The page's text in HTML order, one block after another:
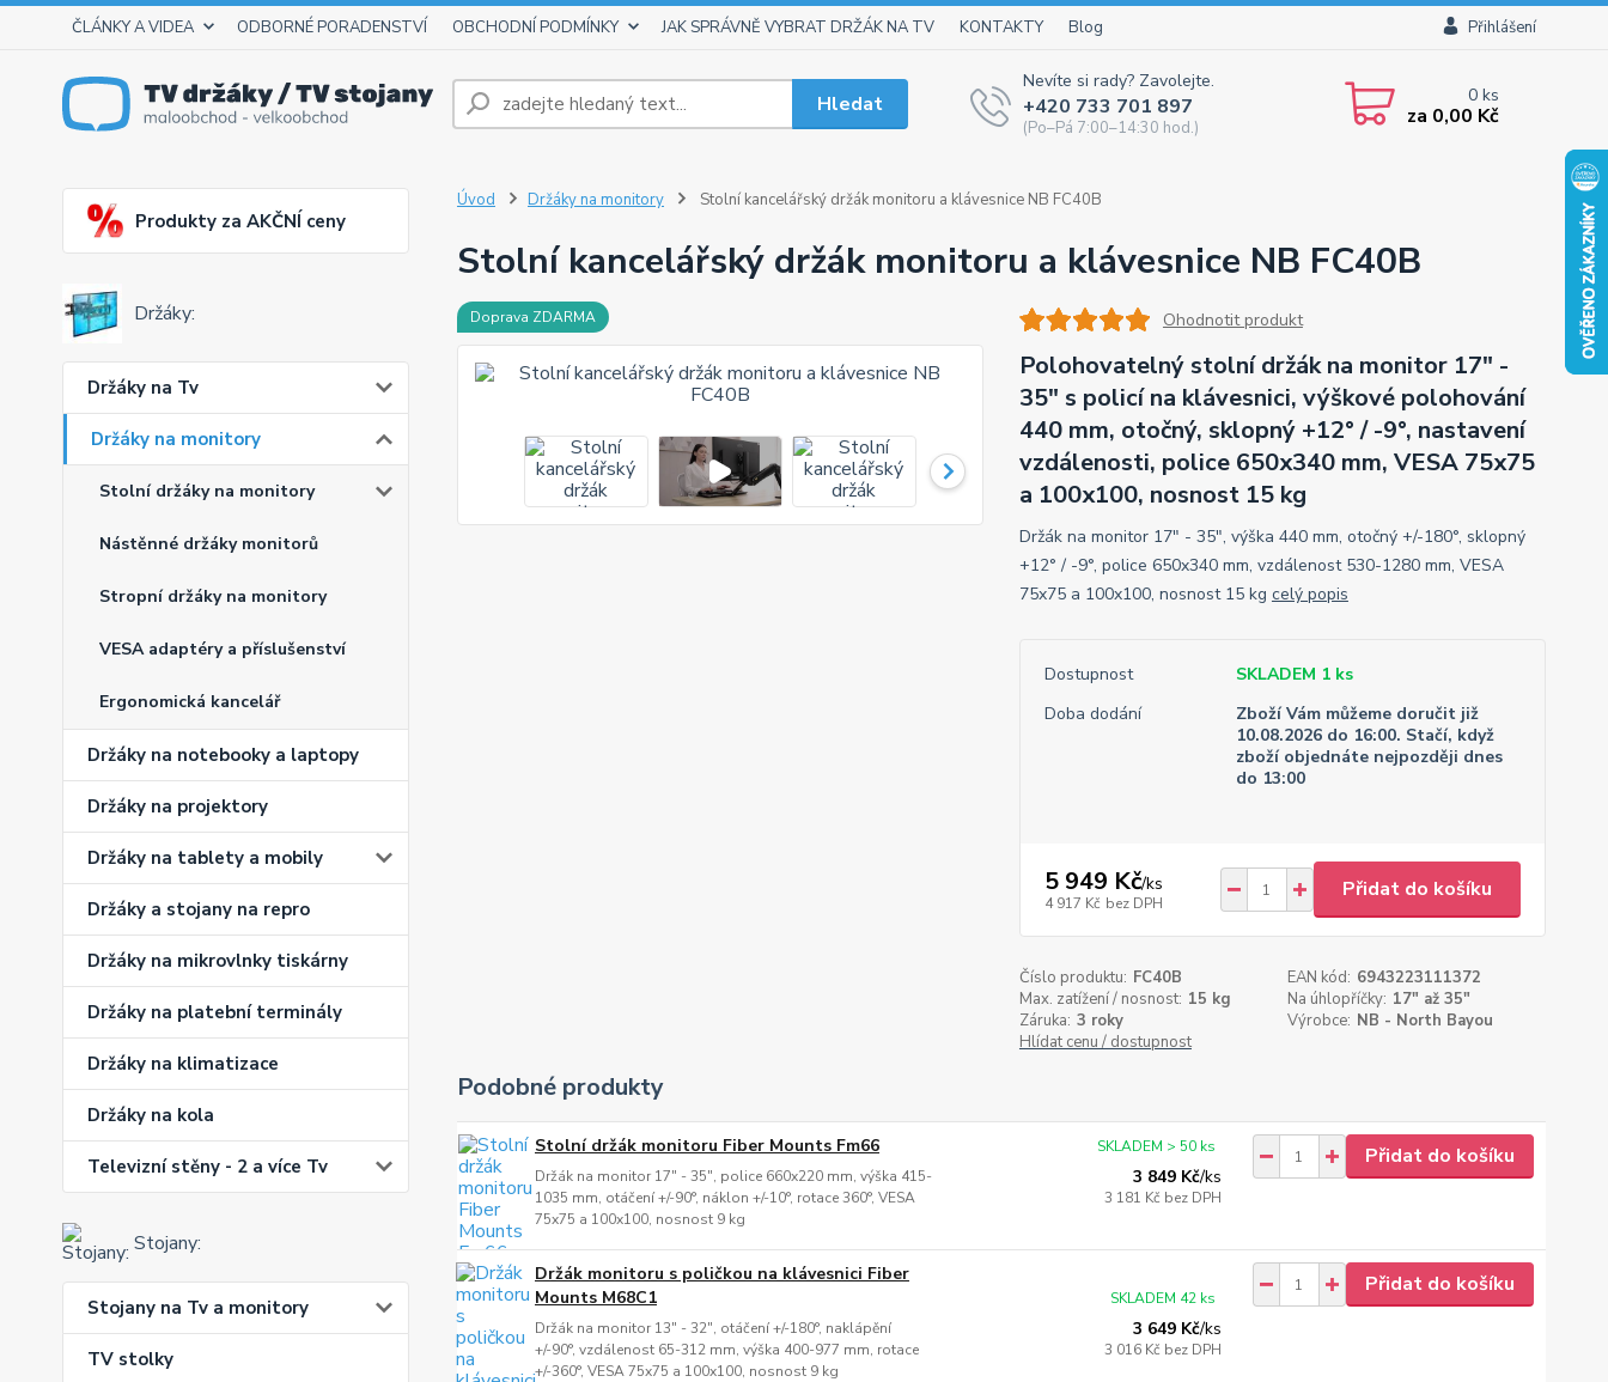
ČLÁNKY A VIDEA ODBORNÉ PORADENSTVÍ OBCHODNÍ PODMÍNKY JAK SPRÁVNĚ VYBRAT DRŽÁK NA TV KONTAKTY Blog Přihlášení
Hledat
Nevíte si rady? Zavolejte.
+420 733 701 897
(Po–Pá 7:00–14:30 hod.)
0ks
za 0,00 Kč
Produkty za AKČNÍ ceny
Držáky:
Držáky na Tv
Držáky na monitory
Stolní držáky na monitory
Nástěnné držáky monitorů
Stropní držáky na monitory
VESA adaptéry a příslušenství
Ergonomická kancelář
Držáky na notebooky a laptopy
Držáky na projektory
Držáky na tablety a mobily
Držáky a stojany na repro
Držáky na mikrovlnky tiskárny
Držáky na platební terminály
Držáky na klimatizace
Držáky na kola
Televizní stěny - 2 a více Tv
Stojany:
Stojany na Tv a monitory
TV stolky
Úvod Držáky na monitory Stolní kancelářský držák monitoru a klávesnice NB FC40B
Stolní kancelářský držák monitoru a klávesnice NB FC40B
Doprava ZDARMA Ohodnotit produkt
Polohovatelný stolní držák na monitor 17" -
35" s policí na klávesnici, výškové polohování
440 mm, otočný, sklopný +12° / -9°, nastavení
vzdálenosti, police 650x340 mm, VESA 75x75
a 100x100, nosnost 15 kg
Držák na monitor 17" - 35", výška 440 mm, otočný +/-180°, sklopný
+12° / -9°, police 650x340 mm, vzdálenost 530-1280 mm, VESA
75x75 a 100x100, nosnost 15 kg celý popis
Dostupnost
SKLADEM 1 ks
Doba dodání
Zboží Vám můžeme doručit již
10.08.2026 do 16:00. Stačí, když
zboží objednáte nejpozději dnes
do 13:00
5 949 Kč/ks
4 917 Kč bez DPH
Přidat do košíku
Číslo produktu: FC40B EAN kód: 6943223111372
Max. zatížení / nosnost: 15 kg Na úhlopříčky: 17" až 35"
Záruka: 3 roky Výrobce: NB - North Bayou
Hlídat cenu / dostupnost
Podobné produkty
Stolní držák monitoru Fiber Mounts Fm66
Držák na monitor 17" - 35", police 660x220 mm, výška 415-
1035 mm, otáčení +/-90°, náklon +/-10°, rotace 360°, VESA
75x75 a 100x100, nosnost 9 kg
3 849 Kč/ks
3 181 Kč bez DPH
SKLADEM > 50 ks Přidat do košíku
Držák monitoru s poličkou na klávesnici Fiber
Mounts M68C1
Držák na monitor 13" - 32", otáčení +/-180°, naklápění
+/-90°, vzdálenost 65-312 mm, výška 400-977 mm, rotace
+/-360°, VESA 75x75 a 100x100, nosnost 9 kg
3 649 Kč/ks
3 016 Kč bez DPH
SKLADEM 42 ks
Přidat do košíku